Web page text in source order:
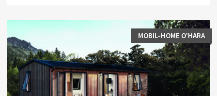
MOBIL-HOME O'HARA